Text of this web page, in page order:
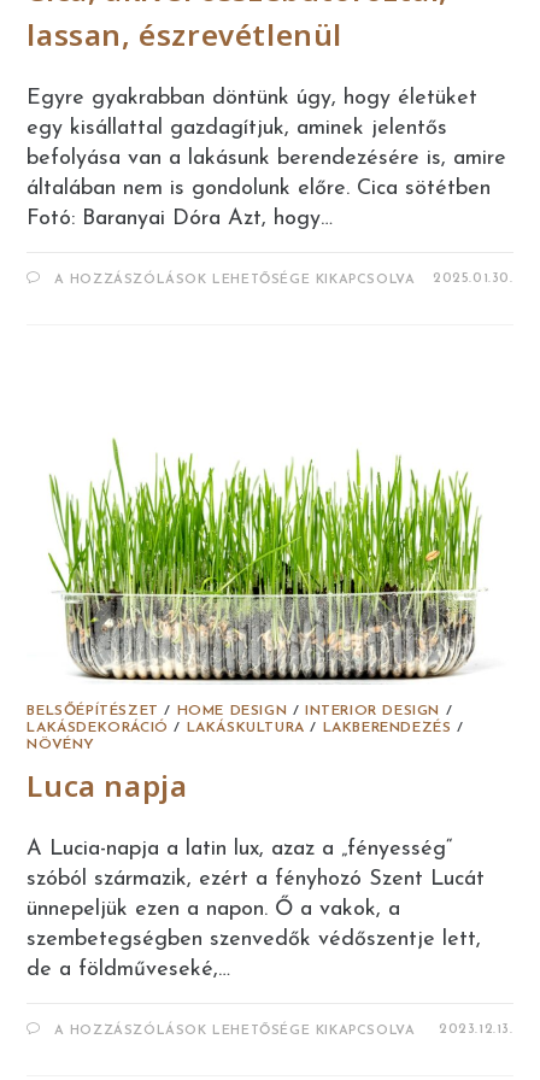
lassan, észrevétlenül
Egyre gyakrabban döntünk úgy, hogy életüket
egy kisállattal gazdagítjuk, aminek jelentős
befolyása van a lakásunk berendezésére is, amire
általában nem is gondolunk előre. Cica sötétben
Fotó: Baranyai Dóra Azt, hogy…
CICA,
A HOZZÁSZÓLÁSOK LEHETŐSÉGE KIKAPCSOLVA 2025.01.30.
BELSŐÉPÍTÉSZET / HOME DESIGN / INTERIOR DESIGN /
LAKÁSDEKORÁCIÓ / LAKÁSKULTURA / LAKBERENDEZÉS /
NÖVÉNY
Luca napja
A Lucia-napja a latin lux, azaz a „fényesség“
szóból származik, ezért a fényhozó Szent Lucát
ünnepeljük ezen a napon. Ő a vakok, a
szembetegségben szenvedők védőszentje lett,
de a földműveseké,…
LUCA
A HOZZÁSZÓLÁSOK LEHETŐSÉGE KIKAPCSOLVA 2023.12.13.